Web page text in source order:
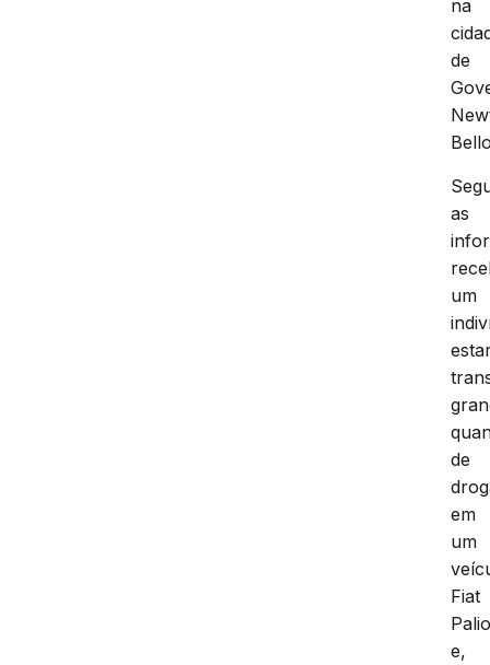
na
de
as
um
de
em
um
Fiat
e,